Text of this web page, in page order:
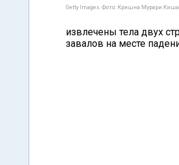
Getty Images. Фото: Кришна Мурари
извлечены тела двух
завалов на месте